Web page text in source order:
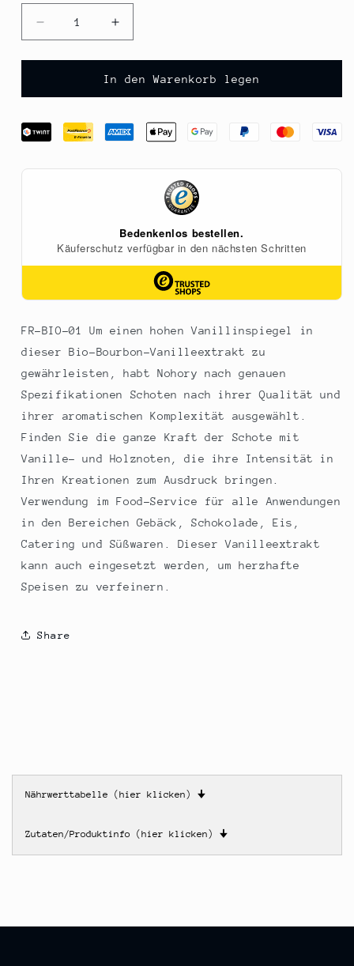
Verringere
die
Menge
Valrhona
Norohy
-
BIO,
Erhöhe
die
Menge
für
Valrhona
Norohy
-
Madagaskar,
Samen,
BIO,
In den Warenkorb legen
FR-BIO-01 Um einen hohen Vanillinspiegel in
dieser Bio-Bourbon-Vanilleextrakt zu
gewährleisten, habt Nohory nach genauen
Spezifikationen Schoten nach ihrer Qualität und
ihrer aromatischen Komplexität ausgewählt.
Finden Sie die ganze Kraft der Schote mit
Vanille- und Holznoten, die ihre Intensität in
Ihren Kreationen zum Ausdruck bringen.
Verwendung im Food-Service für alle Anwendungen
in den Bereichen Gebäck, Schokolade, Eis,
Catering und Süßwaren. Dieser Vanilleextrakt
kann auch eingesetzt werden, um herzhafte
Speisen zu verfeinern.
Share
Nährwerttabelle (hier klicken) 🠋
Zutaten/Produktinfo (hier klicken) 🠋